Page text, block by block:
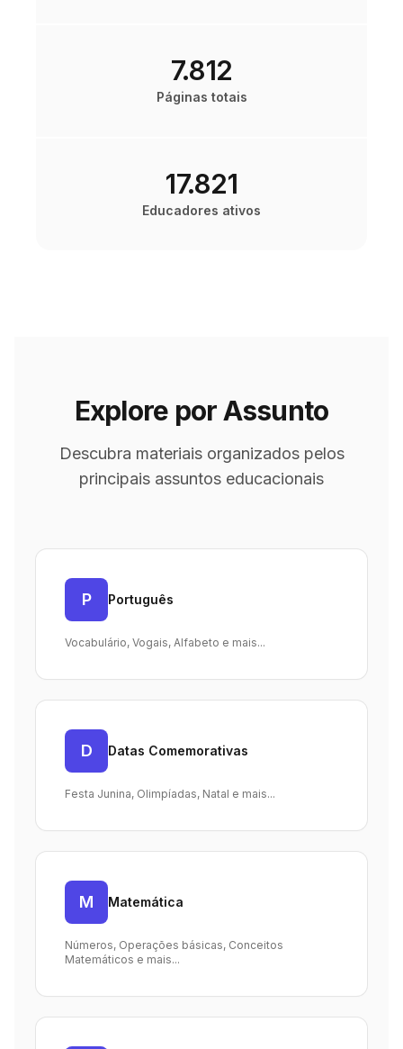
Páginas totais
7.812
Educadores ativos
17.821
Explore por Assunto
Descubra materiais organizados pelos
principais assuntos educacionais
P Português
Vocabulário, Vogais, Alfabeto e mais...
D Datas Comemorativas
Festa Junina, Olimpíadas, Natal e mais...
M Matemática
Números, Operações básicas, Conceitos
Matemáticos e mais...